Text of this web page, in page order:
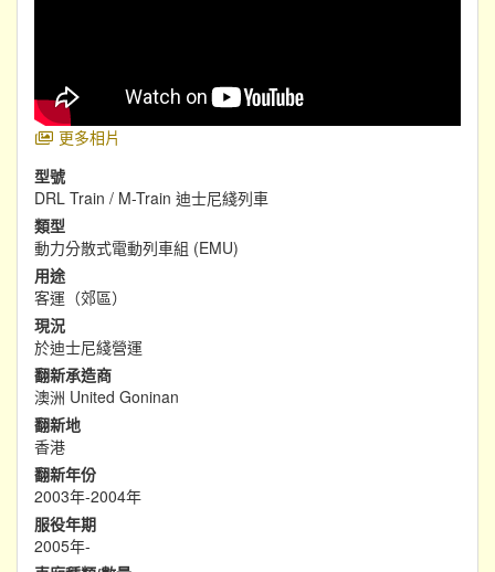
更多相片
型號
DRL Train / M-Train 迪士尼綫列車
類型
動力分散式電動列車組 (EMU)
用途
客運（郊區）
現況
於迪士尼綫營運
翻新承造商
澳洲 United Goninan
翻新地
香港
翻新年份
2003年-2004年
服役年期
2005年-